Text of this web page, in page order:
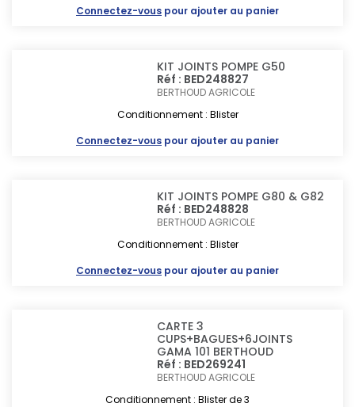
Connectez-vous pour ajouter au panier
KIT JOINTS POMPE G50
Réf : BED248827
BERTHOUD AGRICOLE
Conditionnement : Blister
Connectez-vous pour ajouter au panier
KIT JOINTS POMPE G80 & G82
Réf : BED248828
BERTHOUD AGRICOLE
Conditionnement : Blister
Connectez-vous pour ajouter au panier
CARTE 3
CUPS+BAGUES+6JOINTS
GAMA 101 BERTHOUD
Réf : BED269241
BERTHOUD AGRICOLE
Conditionnement : Blister de 3